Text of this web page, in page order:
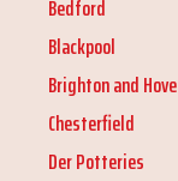
Bedford
Blackpool
Brighton and Hove
Chesterfield
Der Potteries